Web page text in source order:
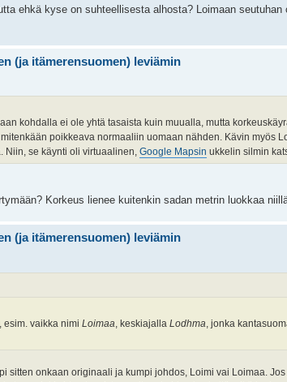
ehkä kyse on suhteellisesta alhosta? Loimaan
(ja itämerensuomen) leviämin
kohdalla ei ole yhtä tasaista kuin muualla, mutta
poikkeava normaaliin uomaan nähden. Kävin myös
Niin, se käynti oli virtuaalinen, Google Mapsin ukkelin silmin
Korkeus lienee kuitenkin sadan metrin luokkaa
(ja itämerensuomen) leviämin
esim. vaikka nimi Loimaa, keskiajalla Lodhma, jonka
sitten onkaan originaali ja kumpi johdos, Loimi vai Loimaa.